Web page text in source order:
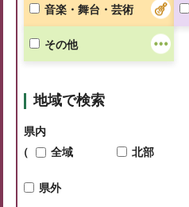
音楽・舞台・芸術
その他
地域で検索
県内
（
全域 北部
県外